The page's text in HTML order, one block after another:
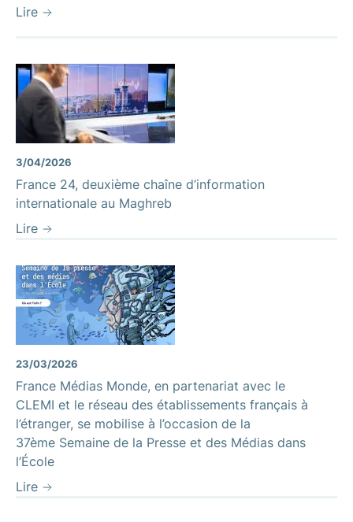
Lire
3/04/2026
France 24, deuxième chaîne d’information
internationale au Maghreb
Lire
23/03/2026
France Médias Monde, en partenariat avec le
CLEMI et le réseau des établissements français à
l’étranger, se mobilise à l’occasion de la
37ème Semaine de la Presse et des Médias dans
l’École
Lire